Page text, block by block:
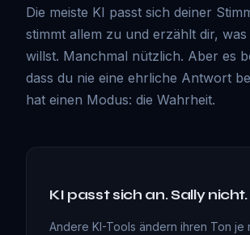
Die meiste KI passt sich deiner
stimmt allem zu und erzählt dir,
willst. Manchmal nützlich. Aber es
dass du nie eine ehrliche Antwort
hat einen Modus: die Wahrheit.
KI passt sich an. Sally nicht.
Andere KI-Tools ändern ihren Ton je